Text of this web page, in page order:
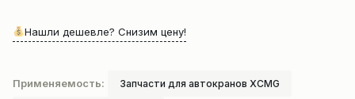
Нашли дешевле? Снизим цену!
Применяемость: Запчасти для автокранов XCMG